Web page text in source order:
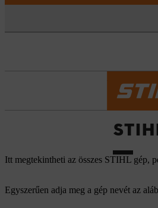
Itt megtekintheti az összes STIHL gép,
Egyszerűen adja meg a gép nevét az